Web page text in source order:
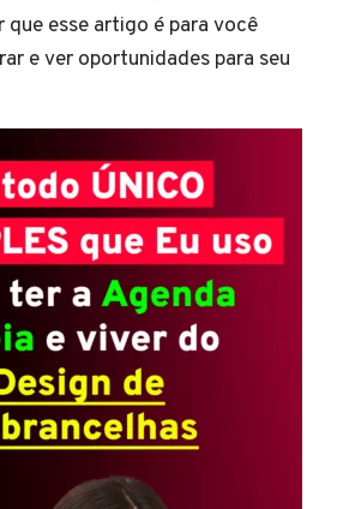
esse artigo é para você
e ver oportunidades para seu